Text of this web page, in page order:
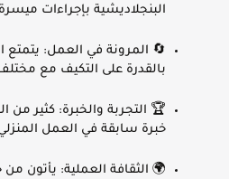
البنجلاديشية بإجراءات
🔄 المرونة في العمل: يتمتع
بالقدرة على التكيف مع مختلف
🏆 التجربة والخبرة: كثير من
خبرة سابقة في العمل
🌍 الثقافة العملية: يأتون من